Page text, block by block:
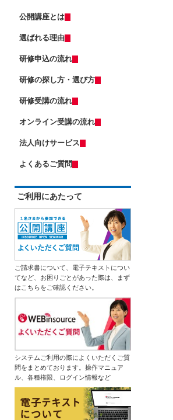
会員 13,500円
2026年9月28日(月)
（半日研修）ＡＩエージェント基礎
自動化する
会員 13,500円 通常
2026年9月7日(月)
2026年9月7日(月)オンライン
（中途社員・職種転換者向け）ビジ
会員 13,500円
2026年9月7日(月)オンライン
はじめての人事採用実務研修～求人
票・説明会・入社手続きの流れを押
さえる
14,300円
2026年9月7日(月)
オンライン
2026年9月28日(月)
オンライン
生産性向上研修～仕事の見える化で
ムダなく成果につなげる
会員 13,500円 通常 14,300円
2026年9月7日(月) オンライン
情報セキュリティマネジメント研修
会員 14,300円 通常
14,300円
2026年9月7日(月)オンライン
2026年9月14日(月)オンライン
中堅社員研修～管理職を補佐し、部
の成果を出す！
会員 13,500円 通常 14,300円
2026年9月7日(月)
オンライン
Excelマクロで始める業務自動化研修
～Copilot活用編
に触れ、業務効率化のマインドを獲
業務効率化のためのClaude活用研修
～Excel業務と資料作成の負担を減ら
受注獲得のためのＡＩ活用研修～デ
まで
プ～生成ＡＩとＳＦ思考で未来を構
想する
修～自動化・データ分析編（５日
間）
ＡＩエージェント基礎研修～Gemini
で自組織専用のGemを作成する
（半日研修）経営幹部・管理職向け
生成ＡＩ活用研修～リスクを理解し
運用方針を決める
（半日研修）デザイン業務内製化の
ための画像生成ＡＩ活用研修
初心者限定！Copilotで基本操作から
自業務特化ＡＩ作成まで学ぶ３日間
はじめての業務自動化研修～生成Ａ
ＩとPythonで１日１時間を生みだす
ＤＸ推進のための業務改革研修～デ
ジタル活用の視点を持つ
ChatGPT×データ分析研修～ＡＩド
リブンな課題解決
生成ＡＩ推進リーダー育成研修～効
果的な業務を選びエージェントを作
成する
公開講座とは
選ばれる理由
研修申込の流れ
研修の探し方・選び方
研修受講の流れ
オンライン受講の流れ
法人向けサービス
よくあるご質問
ご利用にあたって
ご請求書について、電子テキストについ
てなど、お困りごとがあった際は、まず
はこちらをご確認ください。
システムご利用の際によくいただくご質
問をまとめております。操作マニュア
ル、各種権限、ログイン情報など